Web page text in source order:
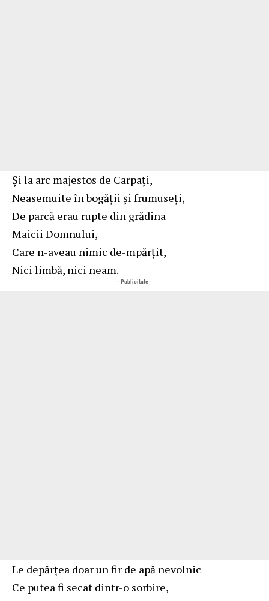
Şi la arc majestos de Carpaţi,
Neasemuite în bogăţii şi frumuseţi,
De parcă erau rupte din grădina
Maicii Domnului,
Care n-aveau nimic de-mpărţit,
Nici limbă, nici neam.
- Publicitate -
Le depărţea doar un fir de apă nevolnic
Ce putea fi secat dintr-o sorbire,